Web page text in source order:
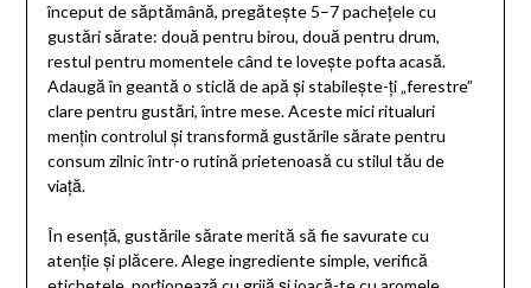
început de săptămână, pregătește 5–7 pachețele cu
gustări sărate: două pentru birou, două pentru drum,
restul pentru momentele când te lovește pofta acasă.
Adaugă în geantă o sticlă de apă și stabilește-ți „ferestre”
clare pentru gustări, între mese. Aceste mici ritualuri
mențin controlul și transformă gustările sărate pentru
consum zilnic într-o rutină prietenoasă cu stilul tău de
viață.
În esență, gustările sărate merită să fie savurate cu
atenție și plăcere. Alege ingrediente simple, verifică